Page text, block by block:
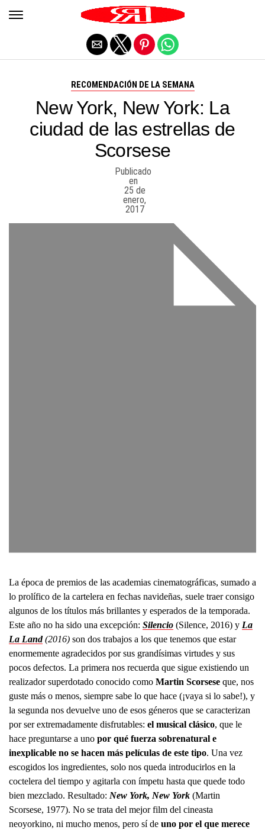
RECOMENDACIÓN DE LA SEMANA
New York, New York: La
ciudad de las estrellas de
Scorsese
Publicado
en
25 de
enero,
2017
La época de premios de las academias cinematográficas, sumado a
lo prolífico de la cartelera en fechas navideñas, suele traer consigo
algunos de los títulos más brillantes y esperados de la temporada.
Este año no ha sido una excepción: Silencio (Silence, 2016) y La
La Land(2016) son dos trabajos a los que tenemos que estar
enormemente agradecidos por sus grandísimas virtudes y sus
pocos defectos. La primera nos recuerda que sigue existiendo un
realizador superdotado conocido como Martin Scorsese que, nos
guste más o menos, siempre sabe lo que hace (¡vaya si lo sabe!), y
la segunda nos devuelve uno de esos géneros que se caracterizan
por ser extremadamente disfrutables: el musical clásico, que le
hace preguntarse a uno por qué fuerza sobrenatural e
inexplicable no se hacen más películas de este tipo. Una vez
escogidos los ingredientes, solo nos queda introducirlos en la
coctelera del tiempo y agitarla con ímpetu hasta que quede todo
bien mezclado. Resultado: New York, New York (Martin
Scorsese, 1977). No se trata del mejor film del cineasta
neoyorkino, ni mucho menos, pero sí de uno por el que merece
Salir de la versión móvil